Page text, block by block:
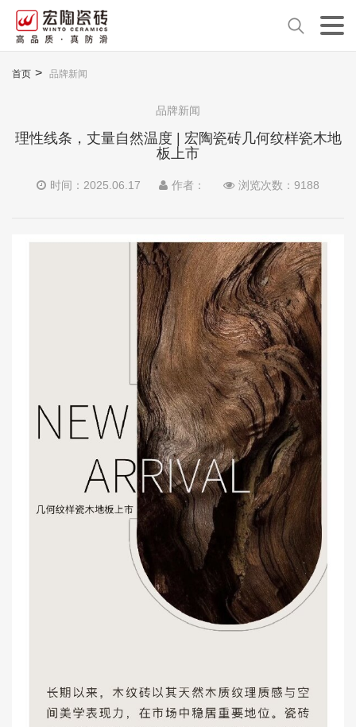
首页 品牌新闻
品牌新闻
理性线条，丈量自然温度 | 宏陶瓷砖几何纹样瓷木地
板上市
时间：2025.06.17 作者： 浏览次数： 9188